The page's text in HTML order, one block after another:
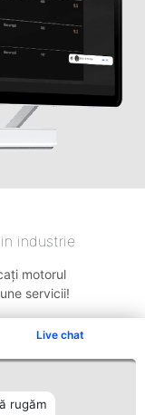
Live chat
rugăm
industrie
motorul
servicii!